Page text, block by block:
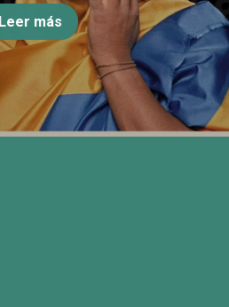
Leer más